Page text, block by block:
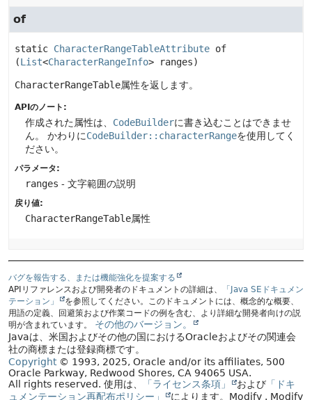
of
static CharacterRangeTableAttribute of
(List<CharacterRangeInfo> ranges)
CharacterRangeTable属性を返します。
APIのノート:
作成された属性は、 CodeBuilderに書き込むことはできませ
ん。
かわりにCodeBuilder::characterRangeを使用してく
ださい。
パラメータ:
ranges - 文字範囲の説明
戻り値:
CharacterRangeTable属性
バグを報告する、または機能強化を提案する
APIリファレンスおよび開発者のドキュメントの詳細は、
「Java SEドキュメン
テーション」
を参照してください。このドキュメントには、概念的な概要、
用語の定義、回避策および作業コードの例を含む、より詳細な開発者向けの説
明が含まれています。
その他のバージョン。
Javaは、米国およびその他の国におけるOracleおよびその関連会
社の商標または登録商標です。
Copyright© 1993, 2025, Oracle and/or its affiliates, 500
Oracle Parkway, Redwood Shores, CA 94065 USA.
All rights reserved. 使用は、 「ライセンス条項」 および 「ドキ
ュメンテーション再配布ポリシー」
によります。 Modify . Modify